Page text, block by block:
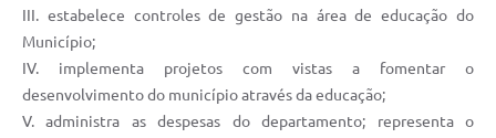
III. estabelece controles de gestão na área de educação do
Município;
IV. implementa projetos com vistas a fomentar o
desenvolvimento do município através da educação;
V. administra as despesas do departamento; representa o